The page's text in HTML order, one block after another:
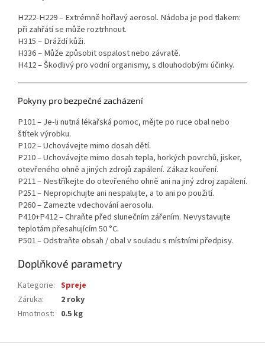
H222-H229 – Extrémně hořlavý aerosol. Nádoba je pod tlakem:
při zahřátí se může roztrhnout.
H315 – Dráždí kůži.
H336 – Může způsobit ospalost nebo závratě.
H412 – Škodlivý pro vodní organismy, s dlouhodobými účinky.
Pokyny pro bezpečné zacházení
P101 – Je-li nutná lékařská pomoc, mějte po ruce obal nebo
štítek výrobku.
P102 – Uchovávejte mimo dosah dětí.
P210 – Uchovávejte mimo dosah tepla, horkých povrchů, jisker,
otevřeného ohně a jiných zdrojů zapálení. Zákaz kouření.
P211 – Nestříkejte do otevřeného ohně ani na jiný zdroj zapálení.
P251 – Nepropichujte ani nespalujte, a to ani po použití.
P260 – Zamezte vdechování aerosolu.
P410+P412 – Chraňte před slunečním zářením. Nevystavujte
teplotám přesahujícím 50 °C.
P501 – Odstraňte obsah / obal v souladu s místními předpisy.
Doplňkové parametry
Kategorie: Spreje
Záruka:
2 roky
Hmotnost: 0.5 kg